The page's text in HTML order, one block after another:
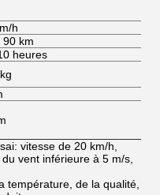
h
90 km
heures
vitesse de 20 km/h,
vent inférieure à 5 m/s,
température, de la qualité,